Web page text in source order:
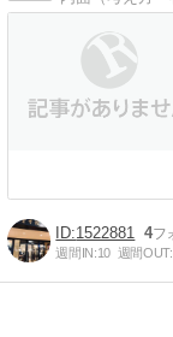
1522881 4
週間IN:10 週間OUT: